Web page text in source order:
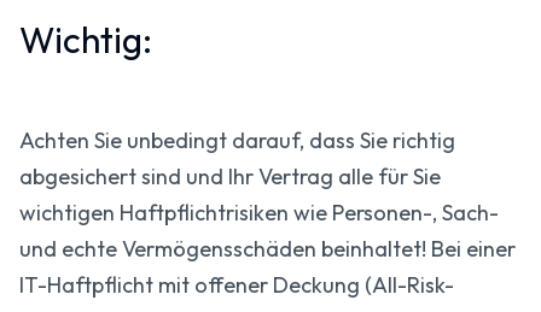
Wichtig:
Achten Sie unbedingt darauf, dass Sie richtig
abgesichert sind und Ihr Vertrag alle für Sie
wichtigen Haftpflicht­risiken wie Personen-, Sach-
und echte Vermögens­schäden beinhaltet! Bei einer
IT-Haftpflicht mit offener Deckung (All-Risk-